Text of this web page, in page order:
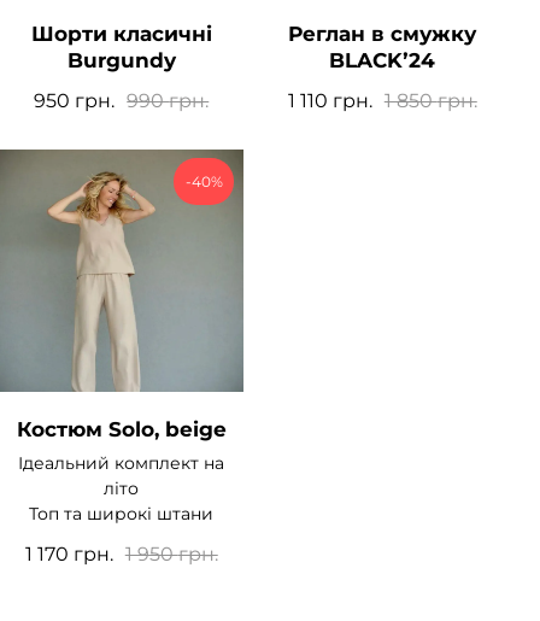
Шорти класичні
Burgundy
950 грн. 990грн.
Реглан в смужку
BLACKʼ24
1 110 грн. 1 850грн.
-40%
Костюм Solo, beige
Ідеальний комплект на
літо
Топ та широкі штани
1 170 грн. 1 950грн.